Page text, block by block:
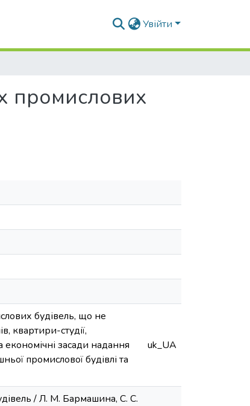
Увійти
промислових
будівель, що не
квартири-студії,
економічні засади надання
промислової будівлі та
uk_UA
/ Л. М. Бармашина, С. С.